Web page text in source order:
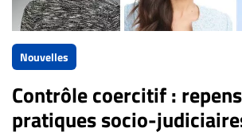
Nouvelles
Contrôle coercitif :
pratiques socio-